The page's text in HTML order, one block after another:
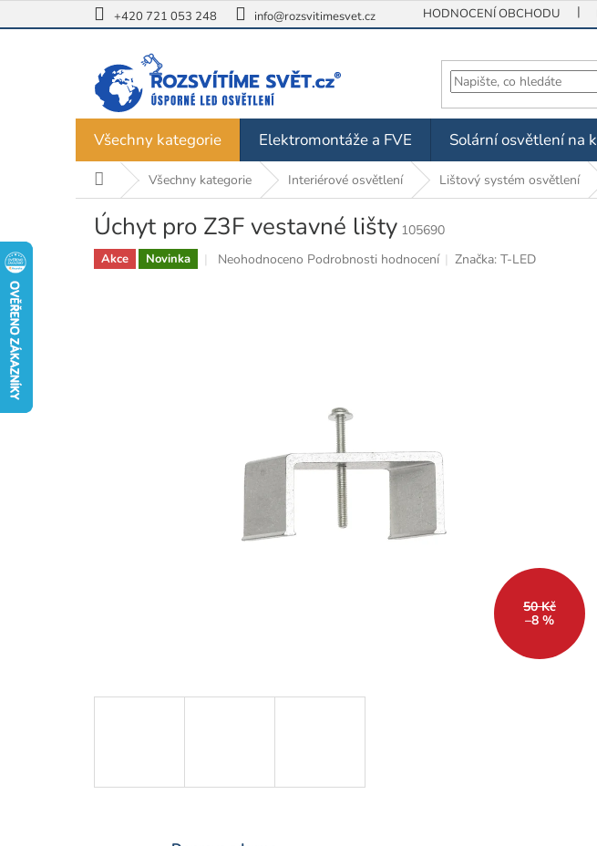
na
+420 721 053 248 info@rozsvitimesvet.cz HODNOCENÍ OBCHODU
Všechny kategorie Elektromontáže a FVE Solární osvětlení na
Domů Všechny kategorie Interiérové osvětlení Lištový systém osvětlení
Úchyt pro Z3F vestavné lišty 105690
Akce Novinka
Průměrné
Neohodnoceno Podrobnosti hodnocení Značka:T-LED
50 Kč
–8 %